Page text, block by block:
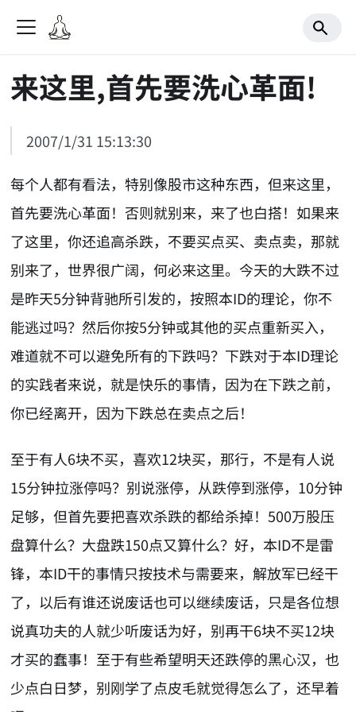
来这里,首先要洗心革面!
2007/1/31 15:13:30
每个人都有看法，特别像股市这种东西，但来这里，
首先要洗心革面！否则就别来，来了也白搭！如果来
了这里，你还追高杀跌，不要买点买、卖点卖，那就
别来了，世界很广阔，何必来这里。今天的大跌不过
是昨天5分钟背驰所引发的，按照本ID的理论，你不
能逃过吗？然后你按5分钟或其他的买点重新买入，
难道就不可以避免所有的下跌吗？下跌对于本ID理论
的实践者来说，就是快乐的事情，因为在下跌之前，
你已经离开，因为下跌总在卖点之后！
至于有人6块不买，喜欢12块买，那行，不是有人说
15分钟拉涨停吗？别说涨停，从跌停到涨停，10分钟
足够，但首先要把喜欢杀跌的都给杀掉！500万股压
盘算什么？大盘跌150点又算什么？好，本ID不是雷
锋，本ID干的事情只按技术与需要来，解放军已经干
了，以后有谁还说废话也可以继续废话，只是各位想
说真功夫的人就少听废话为好，别再干6块不买12块
才买的蠢事！至于有些希望明天还跌停的黑心汉，也
少点白日梦，别刚学了点皮毛就觉得怎么了，还早着